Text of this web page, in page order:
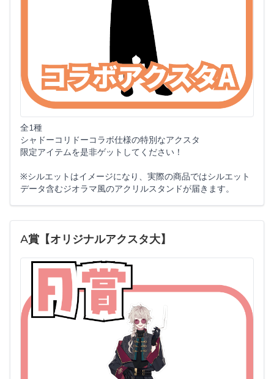
全1種
シャドーコリドーコラボ仕様の特別なアクスタ
限定アイテムを是非ゲットしてください！
※シルエットはイメージになり、実際の商品ではシルエット
データ含むジオラマ風のアクリルスタンドが届きます。
A賞【オリジナルアクスタ大】